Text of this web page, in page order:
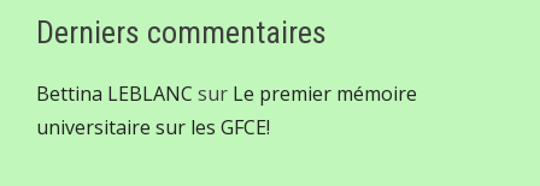
Derniers commentaires
Bettina LEBLANC sur Le premier mémoire
universitaire sur les GFCE!